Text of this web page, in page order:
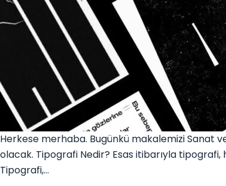
Herkese merhaba. Bugünkü makalemizi Sanat
olacak. Tipografi Nedir? Esas itibarıyla
Tipografi,…